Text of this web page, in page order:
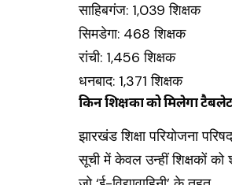
साहिबगंज: 1,039 शिक्षक
सिमडेगा: 468 शिक्षक
रांची: 1,456 शिक्षक
धनबाद: 1,371 शिक्षक
किन शिक्षकों को मिलेगा
झारखंड शिक्षा परियोजना
सूची में केवल उन्हीं शिक्षकों को